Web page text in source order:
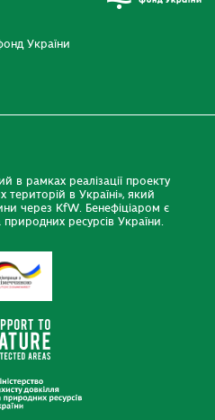
України
в рамках реалізації проекту
в Україні», який
через KfW. Бенефіціаром є
природних ресурсів України.